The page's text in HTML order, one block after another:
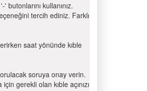
kullanınız.
tercih ediniz. Farklı
saat yönünde kıble
soruya onay verin.
gerekli olan kıble açınızı